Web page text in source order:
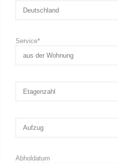
Service*
Abholdatum